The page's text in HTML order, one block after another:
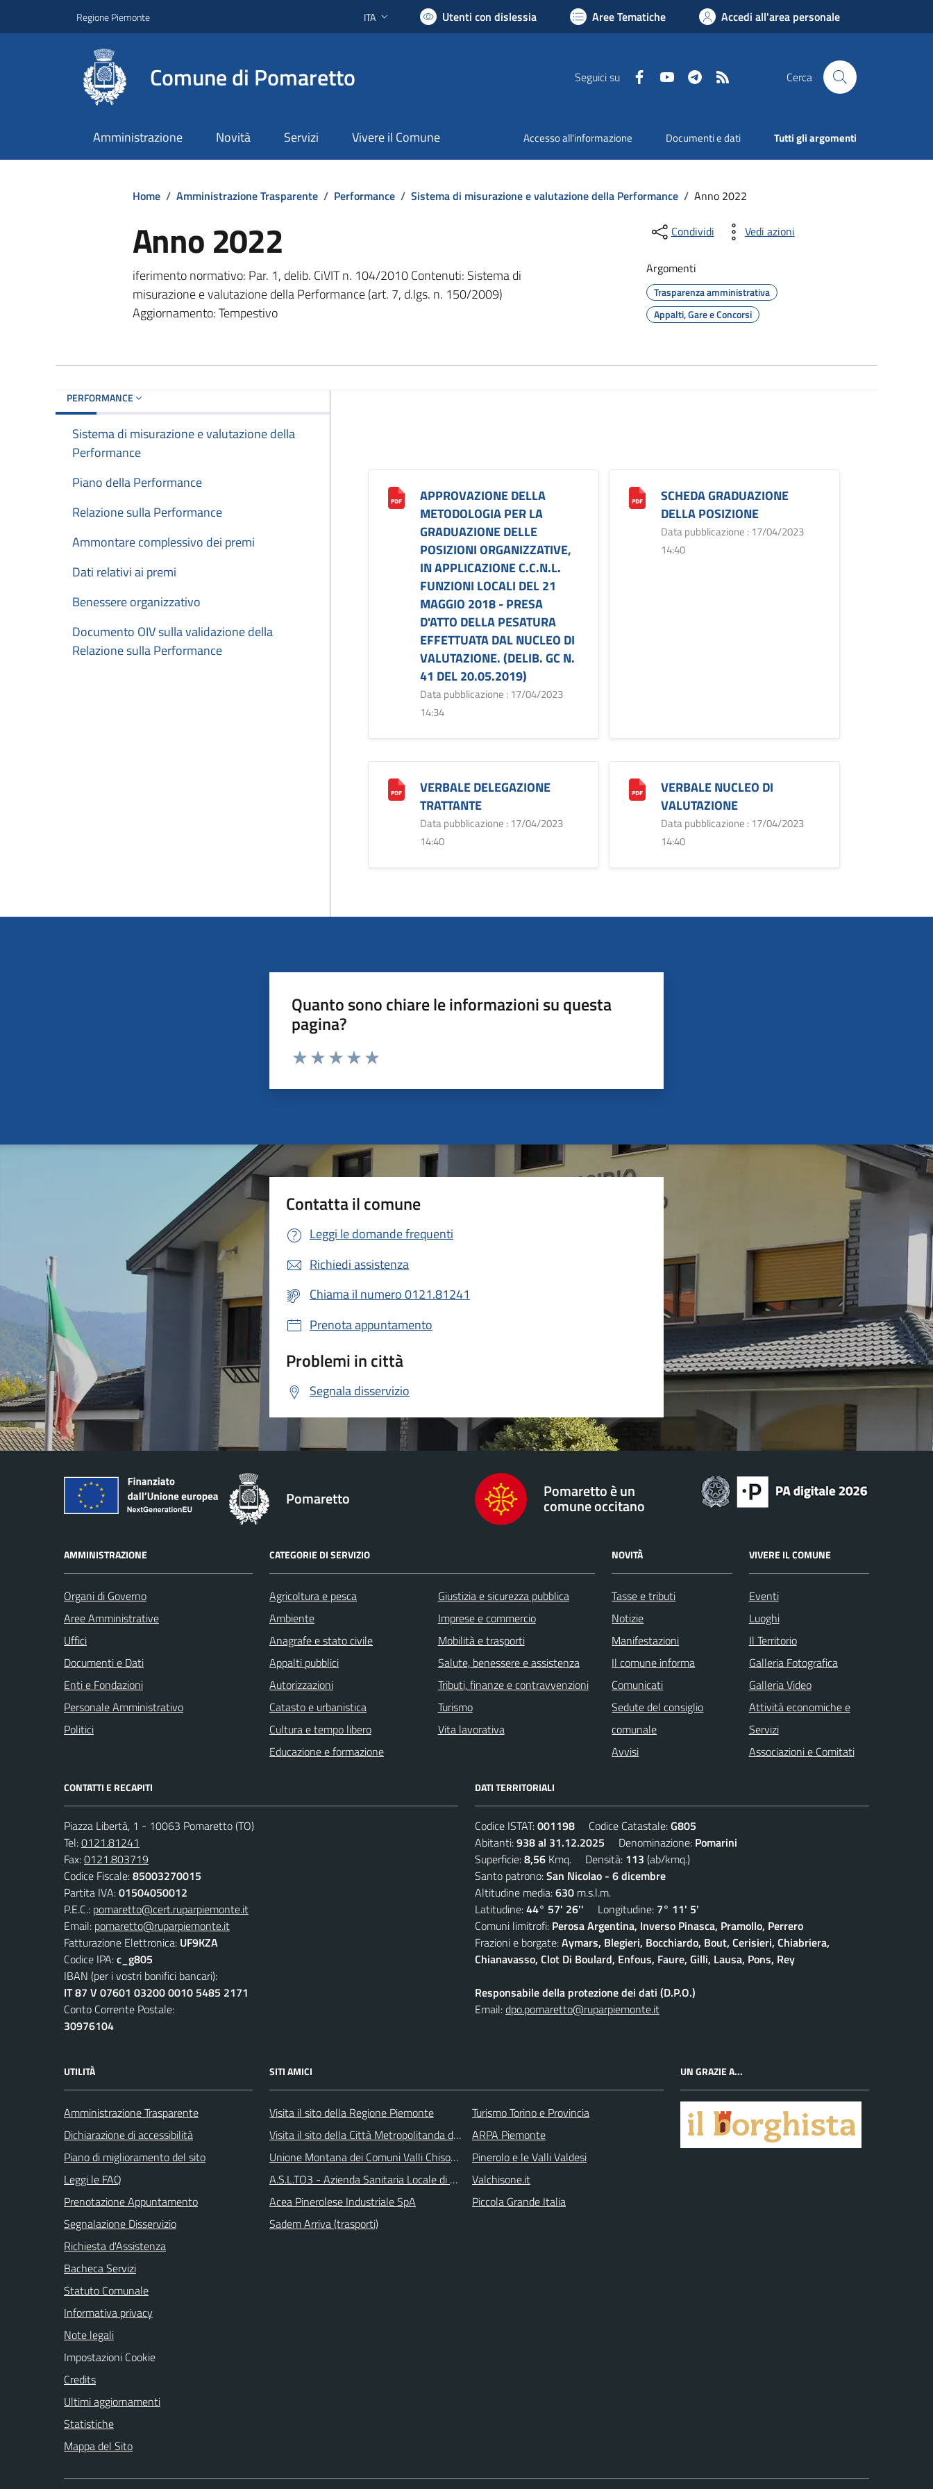
Regione Piemonte Lingua attiva:
ITA Utenti con dislessia Aree Tematiche Accedi all'area personale
Comune di Pomaretto Seguici su FacebookYouTube Telegram Cerca
Amministrazione Novità Servizi Vivere il Comune Accesso all'informazione Documenti e dati Tutti gli argomenti
Home / Amministrazione Trasparente / Performance / Sistema di misurazione e valutazione della Performance / Anno 2022
Anno 2022
iferimento normativo: Par. 1, delib. CiVIT n. 104/2010 Contenuti: Sistema di
misurazione e valutazione della Performance (art. 7, d.lgs. n. 150/2009)
Aggiornamento: Tempestivo
Condividi Vedi azioni
Argomenti
Trasparenza amministrativa
Appalti, Gare e Concorsi
PERFORMANCE
Sistema di misurazione e valutazione della
Performance
Piano della Performance
Relazione sulla Performance
Ammontare complessivo dei premi
Dati relativi ai premi
Benessere organizzativo
Documento OIV sulla validazione della
Relazione sulla Performance
APPROVAZIONE DELLA
METODOLOGIA PER LA
GRADUAZIONE DELLE
POSIZIONI ORGANIZZATIVE,
IN APPLICAZIONE C.C.N.L.
FUNZIONI LOCALI DEL 21
MAGGIO 2018 - PRESA
D'ATTO DELLA PESATURA
EFFETTUATA DAL NUCLEO DI
VALUTAZIONE. (DELIB. GC N.
41 DEL 20.05.2019)
Data pubblicazione : 17/04/2023
14:34
SCHEDA GRADUAZIONE
DELLA POSIZIONE
Data pubblicazione : 17/04/2023
14:40
VERBALE DELEGAZIONE
TRATTANTE
Data pubblicazione : 17/04/2023
14:40
VERBALE NUCLEO DI
VALUTAZIONE
Data pubblicazione : 17/04/2023
14:40
Quanto sono chiare le informazioni su questa
pagina?
Valuta da 1 a 5 stelle la pagina
Contatta il comune
Leggi le domande frequenti
Richiedi assistenza
Chiama il numero 0121.81241
Prenota appuntamento
Problemi in città
Segnala disservizio
Pomaretto Pomaretto è un
comune occitano
AMMINISTRAZIONE
Organi di Governo
Aree Amministrative
Uffici
Documenti e Dati
Enti e Fondazioni
Personale Amministrativo
Politici
CATEGORIE DI SERVIZIO
Agricoltura e pesca
Ambiente
Anagrafe e stato civile
Appalti pubblici
Autorizzazioni
Catasto e urbanistica
Cultura e tempo libero
Educazione e formazione
Giustizia e sicurezza pubblica
Imprese e commercio
Mobilità e trasporti
Salute, benessere e assistenza
Tributi, finanze e contravvenzioni
Turismo
Vita lavorativa
NOVITÀ
Tasse e tributi
Notizie
Manifestazioni
Il comune informa
Comunicati
Sedute del consiglio
comunale
Avvisi
VIVERE IL COMUNE
Eventi
Luoghi
Il Territorio
Galleria Fotografica
Galleria Video
Attività economiche e
Servizi
Associazioni e Comitati
CONTATTI E RECAPITI
Piazza Libertà, 1 - 10063 Pomaretto (TO)
Tel:0121.81241
Fax:0121.803719
Codice Fiscale:85003270015
Partita IVA:01504050012
P.E.C.: pomaretto@cert.ruparpiemonte.it
Email: pomaretto@ruparpiemonte.it
Fatturazione Elettronica: UF9KZA
Codice IPA:c_g805
IBAN (per i vostri bonifici bancari):
IT 87 V 07601 03200 0010 5485 2171
Conto Corrente Postale:
30976104
DATI TERRITORIALI
Codice ISTAT:001198 Codice Catastale:G805
Abitanti:938 al 31.12.2025 Denominazione: Pomarini
Superficie:8,56 Kmq. Densità: 113 (ab/kmq.)
Santo patrono:San Nicolao - 6 dicembre
Altitudine media:630 m.s.l.m.
Latitudine:44° 57' 26'' Longitudine: 7° 11' 5'
Comuni limitrofi: Perosa Argentina, Inverso Pinasca, Pramollo, Perrero
Frazioni e borgate:Aymars, Blegieri, Bocchiardo, Bout, Cerisieri, Chiabriera,
Chianavasso, Clot Di Boulard, Enfous, Faure, Gilli, Lausa, Pons, Rey
Responsabile della protezione dei dati (D.P.O.)
Email:dpo.pomaretto@ruparpiemonte.it
UTILITÀ
Amministrazione Trasparente
Dichiarazione di accessibilità
Piano di miglioramento del sito
Leggi le FAQ
Prenotazione Appuntamento
Segnalazione Disservizio
Richiesta d'Assistenza
Bacheca Servizi
Statuto Comunale
Informativa privacy
Note legali
Impostazioni Cookie
Credits
Ultimi aggiornamenti
Statistiche
Mappa del Sito
SITI AMICI
Visita il sito della Regione Piemonte
Visita il sito della Città Metropolitanda di Torino
Unione Montana dei Comuni Valli Chisone e Germanasca
A.S.L.TO3 - Azienda Sanitaria Locale di Collegno e Pinerolo
Acea Pinerolese Industriale SpA
Sadem Arriva (trasporti)
Turismo Torino e Provincia
ARPA Piemonte
Pinerolo e le Valli Valdesi
Valchisone.it
Piccola Grande Italia
UN GRAZIE A...